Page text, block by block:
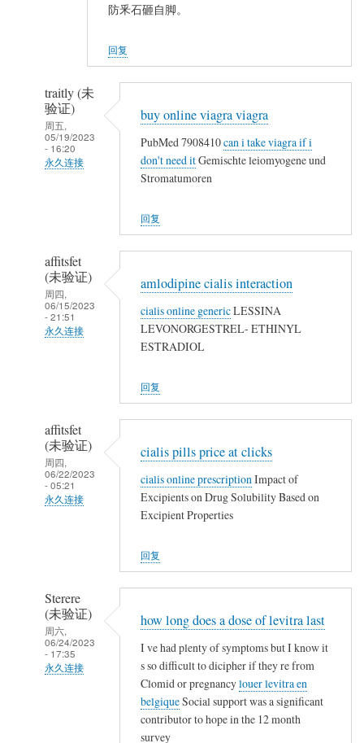
防釆石砸自脚。
回复
traitly (未
验证)
周五,
05/19/2023
- 16:20
永久连接
(未
验
证)
回
buy online viagra viagra
PubMed 7908410can i take viagra if i
don't need itGemischte leiomyogene und
Stromatumoren
回复
affitsfet
(未验证)
周四,
06/15/2023
- 21:51
永久连接
(未
验
证)
回
amlodipine cialis interaction
cialis online genericLESSINA
LEVONORGESTREL- ETHINYL
ESTRADIOL
回复
affitsfet
(未验证)
周四,
06/22/2023
- 05:21
永久连接
(未
验
证)
回
cialis pills price at clicks
cialis online prescriptionImpact of
Excipients on Drug Solubility Based on
Excipient Properties
回复
Sterere
(未验证)
周六,
06/24/2023
- 17:35
永久连接
how long does a dose of levitra last
I ve had plenty of symptoms but I know it
s so difficult to dicipher if they re from
Clomid or pregnancylouer levitra en
belgiqueSocial support was a significant
contributor to hope in the 12 month
survey